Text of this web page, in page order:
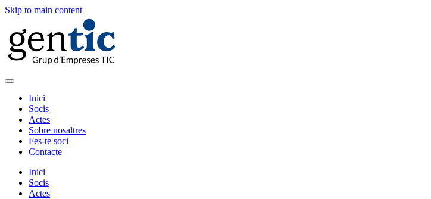
Skip to main content
Inici
Socis
Actes
Sobre nosaltres
Fes-te soci
Contacte
Inici
Socis
Actes